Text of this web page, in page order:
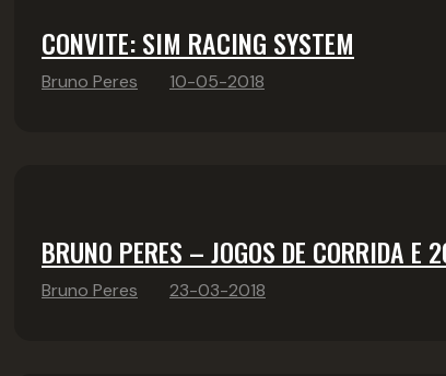
CONVITE: SIM RACING SYSTEM
Bruno Peres 10-05-2018
BRUNO PERES – JOGOS DE CORRIDA E
Bruno Peres 23-03-2018